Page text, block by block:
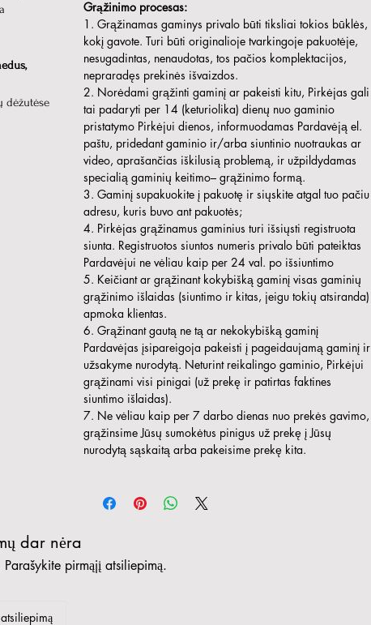
dėžutėse
Grąžinimo procesas:
1. Grąžinamas gaminys privalo būti tiksliai tokios būklės,
kokį gavote. Turi būti originalioje tvarkingoje pakuotėje,
nesugadintas, nenaudotas, tos pačios komplektacijos,
nepraradęs prekinės išvaizdos.
2. Norėdami grąžinti gaminį ar pakeisti kitu, Pirkėjas gali
tai padaryti per 14 (keturiolika) dienų nuo gaminio
pristatymo Pirkėjui dienos, informuodamas Pardavėją el.
paštu, pridedant gaminio ir/arba siuntinio nuotraukas ar
video, aprašančias iškilusią problemą, ir užpildydamas
specialią gaminių keitimo– grąžinimo formą.
3. Gaminį supakuokite į pakuotę ir siųskite atgal tuo pačiu
adresu, kuris buvo ant pakuotės;
4. Pirkėjas grąžinamus gaminius turi išsiųsti registruota
siunta. Registruotos siuntos numeris privalo būti pateiktas
Pardavėjui ne vėliau kaip per 24 val. po išsiuntimo
5. Keičiant ar grąžinant kokybišką gaminį visas gaminių
grąžinimo išlaidas (siuntimo ir kitas, jeigu tokių atsiranda)
apmoka klientas.
6. Grąžinant gautą ne tą ar nekokybišką gaminį
Pardavėjas įsipareigoja pakeisti į pageidaujamą gaminį ir
užsakyme nurodytą. Neturint reikalingo gaminio, Pirkėjui
grąžinami visi pinigai (už prekę ir patirtas faktines
siuntimo išlaidas).
7. Ne vėliau kaip per 7 darbo dienas nuo prekės gavimo,
grąžinsime Jūsų sumokėtus pinigus už prekę į Jūsų
nurodytą sąskaitą arba pakeisime prekę kita.
dar nėra
pirmąjį atsiliepimą.